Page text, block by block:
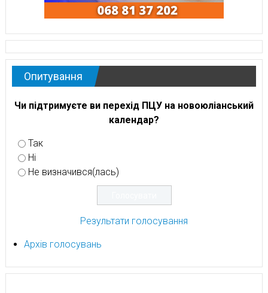
Опитування
Чи підтримуєте ви перехід ПЦУ на новоюліанський
календар?
Так
Ні
Не визначився(лась)
Результати голосування
Архів голосувань